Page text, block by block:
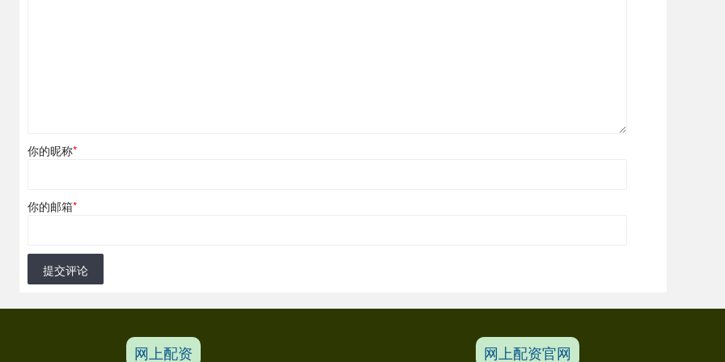
你的昵称*
你的邮箱*
提交评论
网上配资 网上配资官网